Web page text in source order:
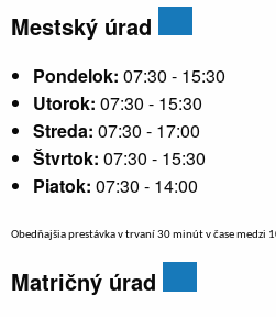
Mestský úrad
Pondelok: 07:30 - 15:30
Utorok: 07:30 - 15:30
Streda: 07:30 - 17:00
Štvrtok: 07:30 - 15:30
Piatok: 07:30 - 14:00
Obedňajšia prestávka v trvaní 30 minút v čase medzi
Matričný úrad